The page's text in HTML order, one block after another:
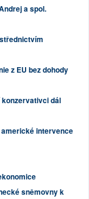
a spol.
z EU bez dohody
dál
intervence
sněmovny k